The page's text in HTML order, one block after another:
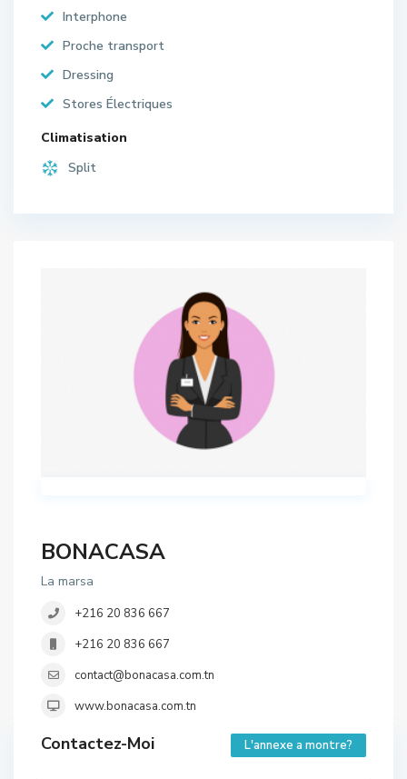
Interphone
Proche transport
Dressing
Stores Électriques
Climatisation
Split
BONACASA
La marsa
+216 20 836 667
+216 20 836 667
contact@bonacasa.com.tn
www.bonacasa.com.tn
Contactez-Moi L'annexe a montre?